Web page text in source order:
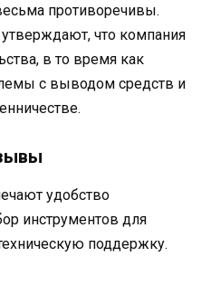
противоречивы.
что компания
в то время как
с выводом средств и
удобство
инструментов для
поддержку.